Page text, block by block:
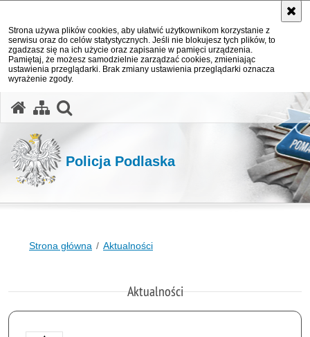
Strona używa plików cookies, aby ułatwić użytkownikom korzystanie z
serwisu oraz do celów statystycznych. Jeśli nie blokujesz tych plików, to
zgadzasz się na ich użycie oraz zapisanie w pamięci urządzenia.
Pamiętaj, że możesz samodzielnie zarządzać cookies, zmieniając
ustawienia przeglądarki. Brak zmiany ustawienia przeglądarki oznacza
wyrażenie zgody.
Policja Podlaska
Strona główna Aktualności
Aktualności